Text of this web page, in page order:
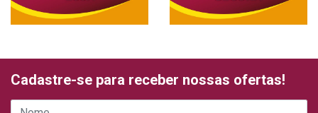
Cadastre-se para receber nossas ofertas!